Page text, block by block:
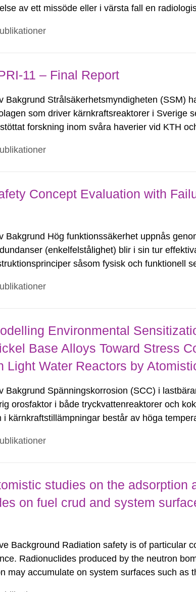
av ett missöde eller i värsta fall en
11 – Final Report
Bakgrund Strålsäkerhetsmyndigheten (SSM)
som driver kärnkraftsreaktorer i Sverige
forskning inom svåra haverier vid KTH
systemen...
Concept Evaluation with
Bakgrund Hög funktionssäkerhet uppnås
(enkelfelstålighet) blir i sin tur
såsom fysisk och funktionell
på...
Environmental
Base Alloys Toward Stress
Light Water Reactors by
Bakgrund Spänningskorrosion (SCC) i
orosfaktor i både tryckvattenreaktorer och
i kärnkraftstillämpningar består av höga
studies on the adsorption
on fuel crud and system
Background Radiation safety is of particular
Radionuclides produced by the neutron
may accumulate on system surfaces such as